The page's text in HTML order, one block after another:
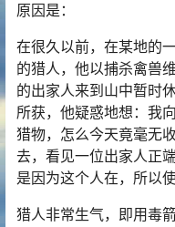
原因是：
在很久以前，在某地的
的猎人，他以捕杀禽兽
的出家人来到山中暂时
所获，他疑惑地想：我
猎物，怎么今天竟毫无
去，看见一位出家人正
是因为这个人在，所以
猎人非常生气，即用毒